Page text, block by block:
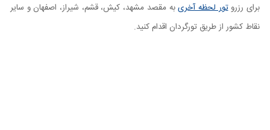
برای رزروتور لحظه آخریبه مقصد مشهد، کیش، قشم، شیراز، اصفهان و سایر
نقاط کشور از طریق تورگردان اقدام کنید.